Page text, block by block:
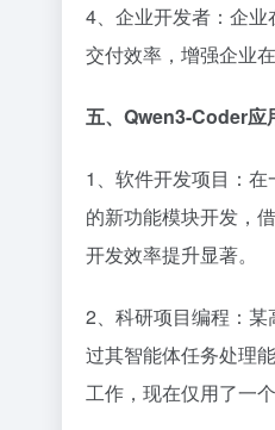
4、企业开发者：企
交付效率，增强企业
五、Qwen3-Coder应
1、软件开发项目：
的新功能模块开发，
开发效率提升显著。​
2、科研项目编程：
过其智能体任务处理
工作，现在仅用了一